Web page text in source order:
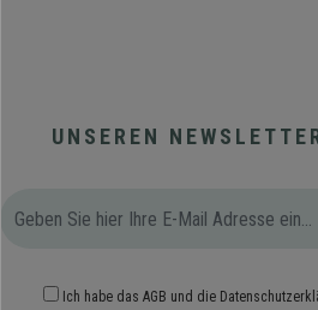
UNSEREN
Ich habe das AGB und die